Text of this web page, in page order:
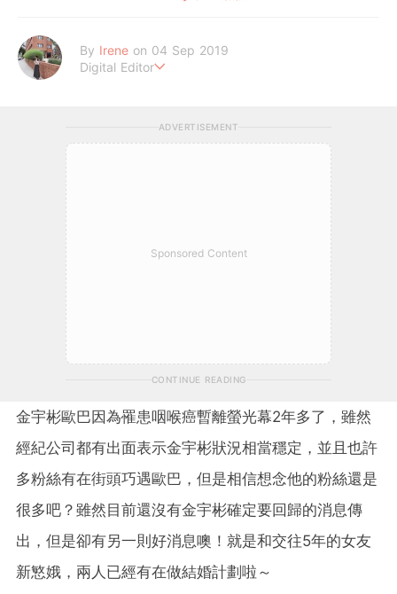
By Irene on 04 Sep 2019
Digital Editor
ADVERTISEMENT
Sponsored Content
CONTINUE READING
金宇彬歐巴因為罹患咽喉癌暫離螢光幕2年多了，雖然
經紀公司都有出面表示金宇彬狀況相當穩定，並且也許
多粉絲有在街頭巧遇歐巴，但是相信想念他的粉絲還是
很多吧？雖然目前還沒有金宇彬確定要回歸的消息傳
出，但是卻有另一則好消息噢！就是和交往5年的女友
新慜娥，兩人已經有在做結婚計劃啦～